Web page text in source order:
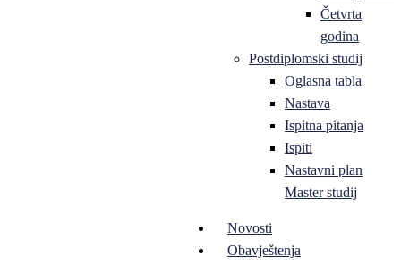
Četvrta
godina
Postdiplomski studij
Oglasna tabla
Nastava
Ispitna pitanja
Ispiti
Nastavni plan
Master studij
Novosti
Obavještenja